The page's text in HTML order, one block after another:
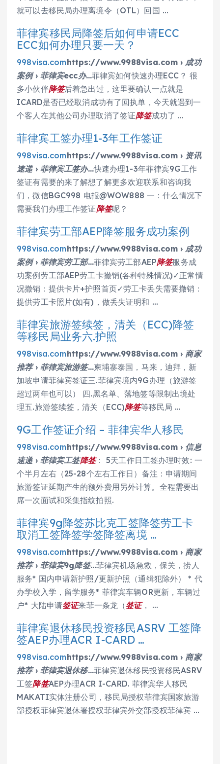
就可以去移民局办理离境令（OTL）回国 …
菲律宾移民局降签后如何申请ECC
ECC如何办理只要一天？
998visa.comhttps://www.9988visa.com › 成功
案例 › 菲律宾ecc办…菲律宾如何快速办理ECC？ 很
多小伙伴降签后着急出过，这里要确认一点就是
ICARD是否已经取消成功有了回执单，今天就遇到一
个客人在其他公司办理取消了签证降签成功了 …
菲律宾工签办理1-3年工作签证
998visa.comhttps://www.9988visa.com › 资讯
速递 › 菲律宾工签办…快速办理1-3年菲律宾9G工作
签证有需要的来了解想了解更多欢迎联系和咨询我
们，微信BGC998 电报@WOW888 一：什么情况下
需要我们办理工作签证降签呢？
菲律宾劳工部AEP降签服务成功案例
998visa.comhttps://www.9988visa.com › 成功
案例 › 菲律宾劳工部…菲律宾劳工部AEP降签服务成
功案例劳工部AEP劳工卡撤销(各种特殊情况)✓正常情
况撤销：提供卡片+护照首页✓劳工卡丢失需要撤销：
提供劳工卡照片(如有)，做丢失证明和 …
菲律宾旅游签续签，清关（ECC)降签
等移民局业务六.护照
998visa.comhttps://www.9988visa.com › 商家
推荐 › 菲律宾旅游签…柬埔寨泰国，马来，迪拜，新
加坡申请菲律宾签证三.菲律宾境内9G办理（旅游签
超过两年也可以） 四.黑名单、落地签等限制出境处
理五.旅游签续签，清关（ECC)降签等移民局 …
9G工作签证介绍 – 菲律宾华人移民
998visa.comhttps://www.9988visa.com › 信息
速递 › 菲律宾工签降签： 5天工作日工签办理时效: 一
个半月左右（25-28个左右工作日）备注：申请期间
旅游签证延期产生的额外费用另外计算。全程需要出
席一次面试和采集指纹拍照.
菲律宾9g降签苏比克工签降签劳工卡
取消工签降签学签降签离境 …
998visa.comhttps://www.9988visa.com › 商家
推荐 › 菲律宾9g降签…菲律宾机场急救，保关，捞人
服务* 国内申请新护照/更新护照（通缉犯除外） * 代
办学校入学，留学服务* 菲律宾车辆OR更新，车辆过
户* 大陆申请签证来菲一条龙（签证， …
菲律宾退休移民投资移民ASRV 工签降
签AEP办理ACR I-CARD …
998visa.comhttps://www.9988visa.com › 商家
推荐 › 菲律宾退休移…菲律宾退休移民投资移民ASRV
工签降签AEP办理ACR I-CARD. 菲律宾华人移民
MAKATI实体注册公司，移民局授权菲律宾国家旅游
部授权菲律宾退休署授权菲律宾外交部授权菲律宾 …